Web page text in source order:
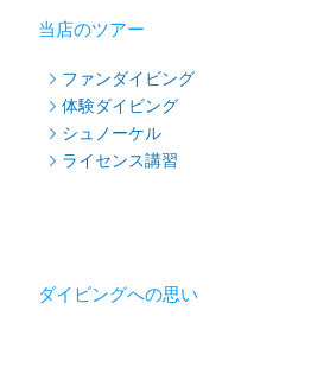
当店のツアー
ファンダイビング
体験ダイビング
シュノーケル
ライセンス講習
ダイビングへの思い